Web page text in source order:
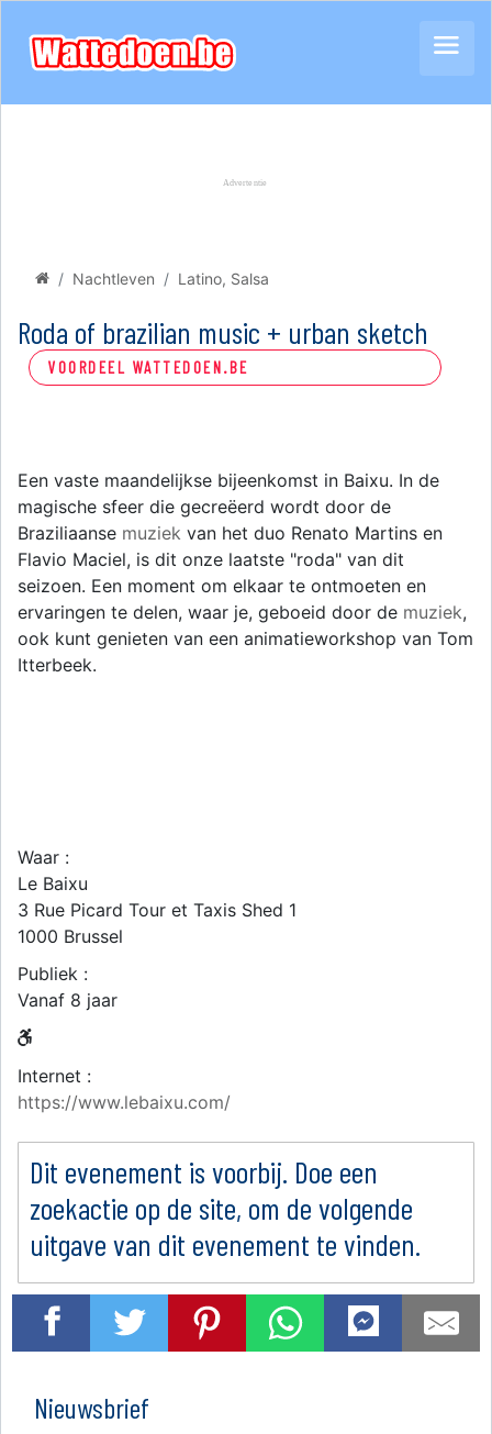
Nachtleven Latino, Salsa
Roda of brazilian music + urban sketch
VOORDEEL WATTEDOEN.BE
Een vaste maandelijkse bijeenkomst in Baixu. In de
magische sfeer die gecreëerd wordt door de
Braziliaanse muziek van het duo Renato Martins en
Flavio Maciel, is dit onze laatste "roda" van dit
seizoen. Een moment om elkaar te ontmoeten en
ervaringen te delen, waar je, geboeid door de muziek,
ook kunt genieten van een animatieworkshop van Tom
Itterbeek.
Waar :
Le Baixu
3 Rue Picard Tour et Taxis Shed 1
1000 Brussel
Publiek :
Vanaf 8 jaar
Internet :
https://www.lebaixu.com/
Dit evenement is voorbij. Doe een
zoekactie op de site, om de volgende
uitgave van dit evenement te vinden.
Nieuwsbrief